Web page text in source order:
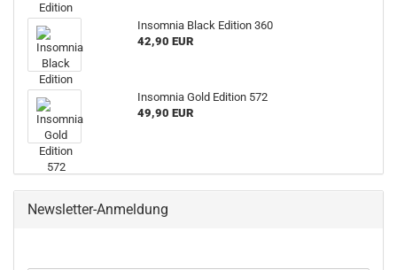
Insomnia Black Edition 360
42,90 EUR
Insomnia Gold Edition 572
49,90 EUR
Newsletter-Anmeldung